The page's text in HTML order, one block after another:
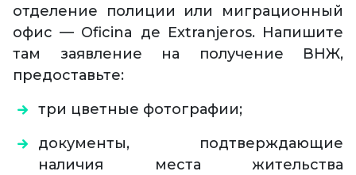
отделение полиции или миграционный
офис — Oficina де Extranjeros. Напишите
там заявление на получение ВНЖ,
предоставьте:
три цветные фотографии;
документы, подтверждающие
наличия места жительства